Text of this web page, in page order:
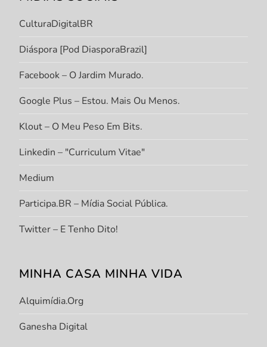
CulturaDigitalBR
Diáspora [Pod DiasporaBrazil]
Facebook – O Jardim Murado.
Google Plus – Estou. Mais Ou Menos.
Klout – O Meu Peso Em Bits.
Linkedin – "Curriculum Vitae"
Medium
Participa.BR – Mídia Social Pública.
Twitter – E Tenho Dito!
MINHA CASA MINHA VIDA
Alquimídia.org
Ganesha Digital